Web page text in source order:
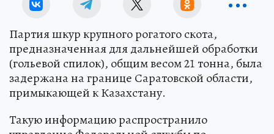
Партия шкур крупного рогатого скота,
предназначенная для дальнейшей обработки
(гольевой спилок), общим весом 21 тонна, была
задержана на границе Саратовской области,
примыкающей к Казахстану.
Такую информацию распространило